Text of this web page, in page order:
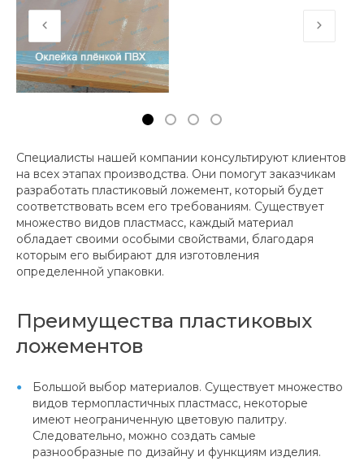
Специалисты нашей компании консультируют клиентов
на всех этапах производства. Они помогут заказчикам
разработать пластиковый ложемент, который будет
соответствовать всем его требованиям. Существует
множество видов пластмасс, каждый материал
обладает своими особыми свойствами, благодаря
которым его выбирают для изготовления
определенной упаковки.
Преимущества пластиковых
ложементов
Большой выбор материалов. Существует множество
видов термопластичных пластмасс, некоторые
имеют неограниченную цветовую палитру.
Следовательно, можно создать самые
разнообразные по дизайну и функциям изделия.